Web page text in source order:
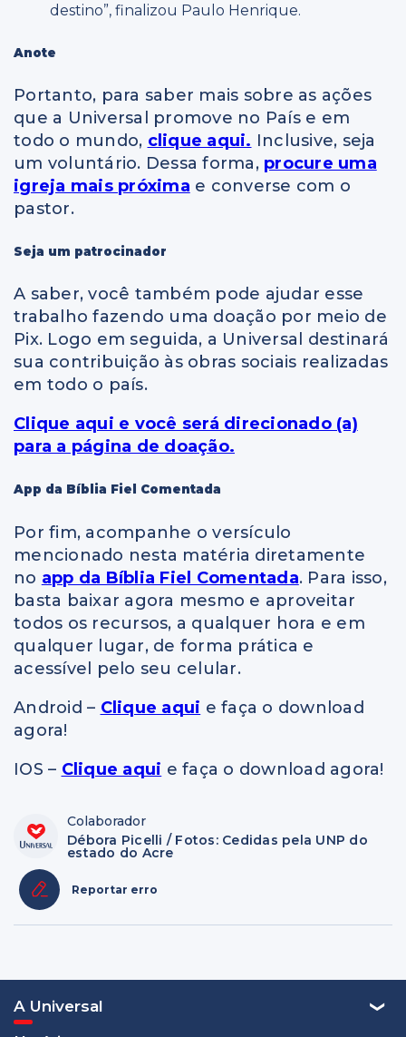
destino”, finalizou Paulo Henrique.
Anote
Portanto, para saber mais sobre as ações
que a Universal promove no País e em
todo o mundo, clique aqui. Inclusive, seja
um voluntário. Dessa forma, procure uma
igreja mais próxima e converse com o
pastor.
Seja um patrocinador
A saber, você também pode ajudar esse
trabalho fazendo uma doação por meio de
Pix. Logo em seguida, a Universal destinará
sua contribuição às obras sociais realizadas
em todo o país.
Clique aqui e você será direcionado (a)
para a página de doação.
App da Bíblia Fiel Comentada
Por fim, acompanhe o versículo
mencionado nesta matéria diretamente
no app da Bíblia Fiel Comentada. Para isso,
basta baixar agora mesmo e aproveitar
todos os recursos, a qualquer hora e em
qualquer lugar, de forma prática e
acessível pelo seu celular.
Android – Clique aqui e faça o download
agora!
IOS – Clique aqui e faça o download agora!
Colaborador
Débora Picelli / Fotos: Cedidas pela UNP do
estado do Acre
Reportar erro
A Universal